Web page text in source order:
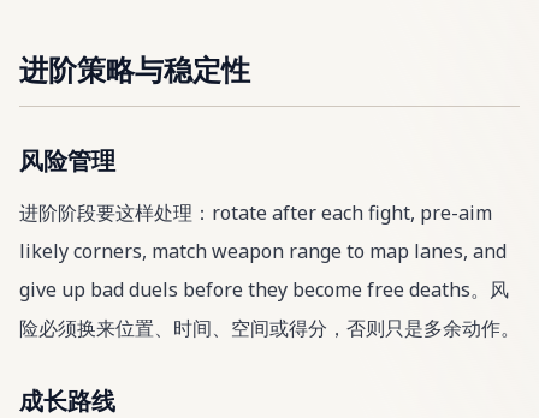
进阶策略与稳定性
风险管理
进阶阶段要这样处理：rotate after each fight, pre-aim
likely corners, match weapon range to map lanes, and
give up bad duels before they become free deaths。风
险必须换来位置、时间、空间或得分，否则只是多余动作。
成长路线